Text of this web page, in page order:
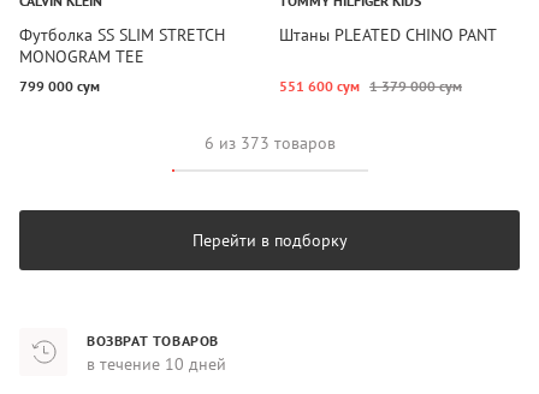
Футболка SS SLIM STRETCH
MONOGRAM TEE
799 000 сум
Штаны PLEATED CHINO PANT
551 600 сум 1 379 000 сум
6 из 373 товаров
Перейти в подборку
ВОЗВРАТ ТОВАРОВ
в течение 10 дней